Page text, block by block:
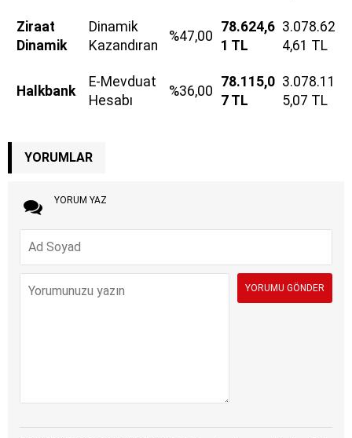
Ziraat
Dinamik
Dinamik
Kazandıran
%47,00
78.624,6
1 TL
3.078.62
4,61 TL
Halkbank
E-Mevduat
Hesabı
%36,00
78.115,0
7 TL
3.078.11
5,07 TL
YORUMLAR
YORUM YAZ